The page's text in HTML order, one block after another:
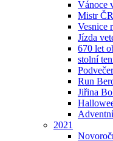
Vánoce
Mistr
Vesnice
Jízda
670 let
stolní
Run
Jiřina
2021